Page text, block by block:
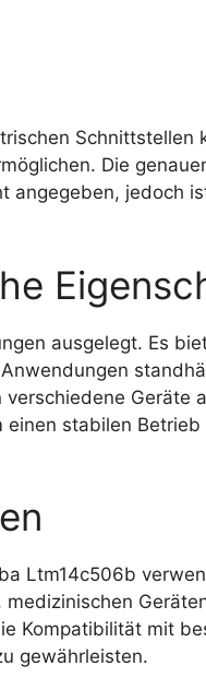
Schnittstellen
Die
angegeben, jedoch
ausgelegt. Es
Geräte
stabilen Betrieb
Ltm14c506b
Kompatibilität mit
gewährleisten.